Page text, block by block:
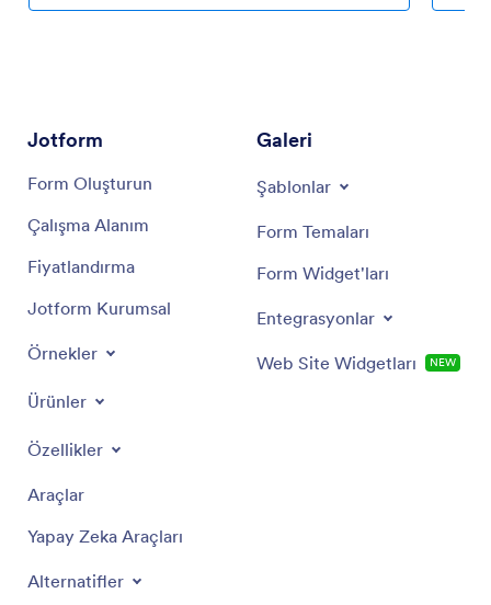
Jotform
Form Oluşturun
Çalışma Alanım
Fiyatlandırma
Jotform Kurumsal
Örnekler
Ürünler
Özellikler
Araçlar
Yapay Zeka Araçları
Alternatifler
Galeri
Şablonlar
Form Temaları
Form Widget'ları
Entegrasyonlar
Web Site Widgetları NEW